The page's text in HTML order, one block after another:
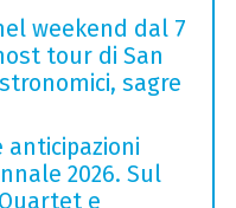
weekend dal 7
tour di San
sagre
anticipazioni
2026. Sul
e